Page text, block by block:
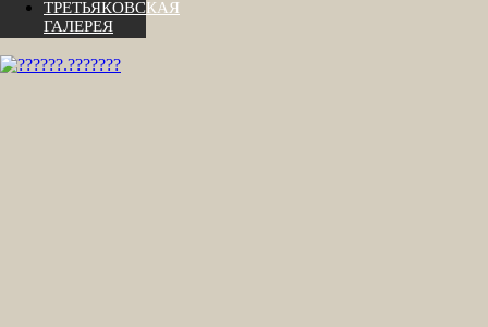
ТРЕТЬЯКОВСКАЯ
ГАЛЕРЕЯ